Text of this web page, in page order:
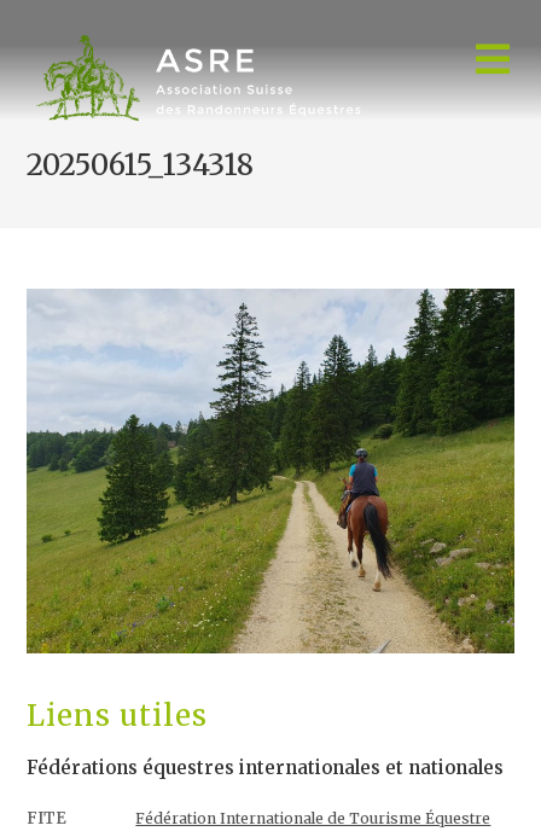
content
20250615_134318
Liens utiles
Fédérations équestres internationales et nationales
FITE Fédération Internationale de Tourisme Équestre